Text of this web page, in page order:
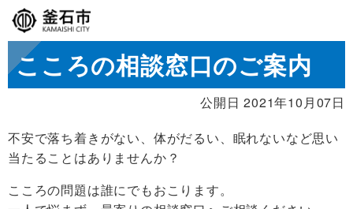
こころの相談窓口のご案内
公開日 2021年10月07日
不安で落ち着きがない、体がだるい、眠れないなど思い
当たることはありませんか？
こころの問題は誰にでもおこります。